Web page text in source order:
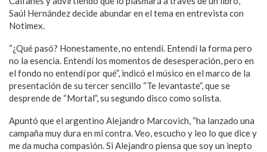
Saúl Hernández decide abundar en el tema en entrevista con
Notimex.
“¿Qué pasó? Honestamente, no entendí. Entendí la forma pero
no la esencia. Entendí los momentos de desesperación, pero en
el fondo no entendí por qué”, indicó el músico en el marco de la
presentación de su tercer sencillo “Te levantaste”, que se
desprende de “Mortal”, su segundo disco como solista.
Apuntó que el argentino Alejandro Marcovich, “ha lanzado una
campaña muy dura en mi contra. Veo, escucho y leo lo que dice y
me da mucha compasión. Si Alejandro piensa que soy un inepto